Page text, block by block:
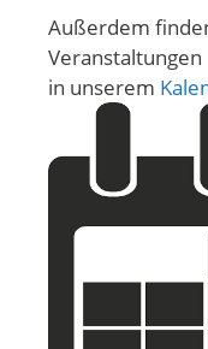
Außerdem
Veranstaltungen
in unserem